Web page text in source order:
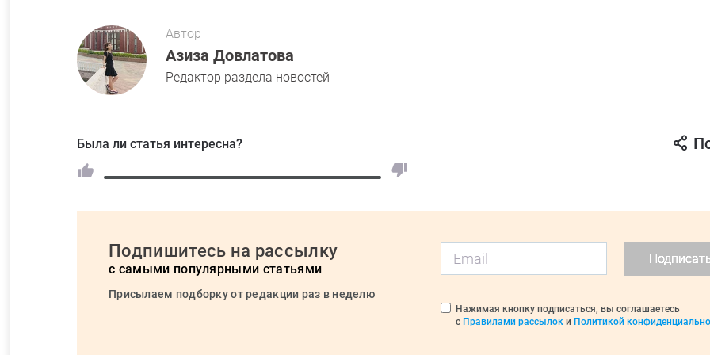
Автор
Азиза Довлатова
Редактор раздела новостей
Была ли статья интересна?
Подпишитесь на рассылку
с самыми популярными статьями
Присылаем подборку от редакции раз в неделю
Нажимая кнопку подписаться, вы соглашаетесь
с Правилами рассылок и Политикой